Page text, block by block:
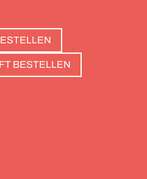
gegangen – von
Und die Redaktion hat
die zweierlei gemeinsam
Basis, um Gipfel zu
Pools, um
BESTELLEN